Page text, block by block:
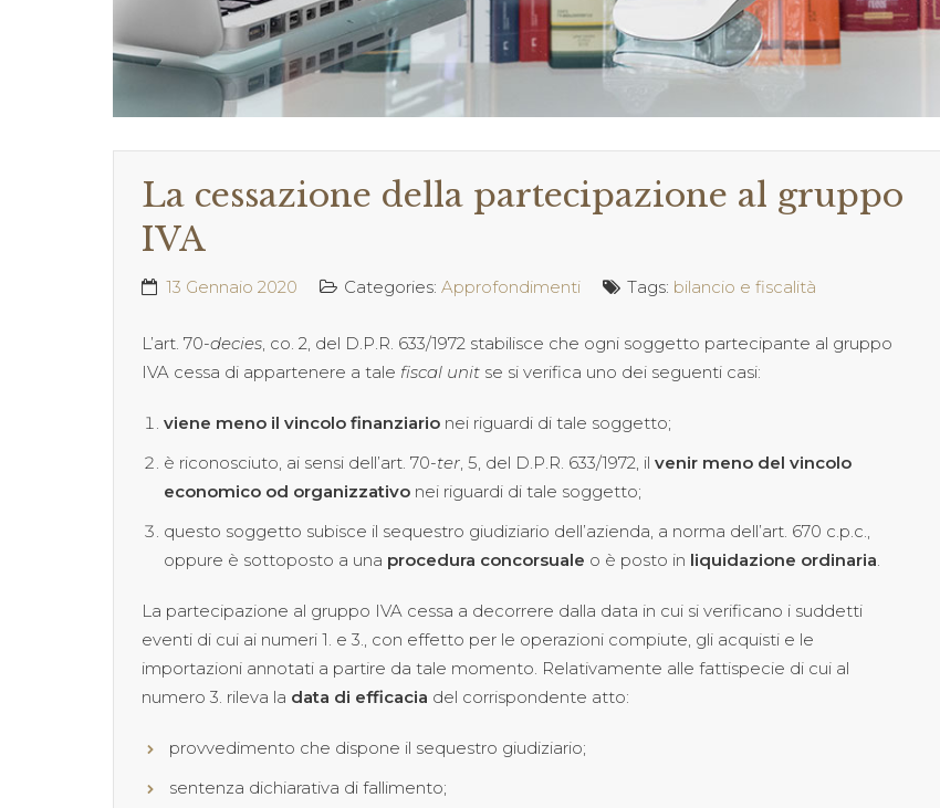
La cessazione della partecipazione al gruppo
IVA
13 Gennaio 2020 Categories: Approfondimenti Tags: bilancio e fiscalità
L’art. 70-decies , co. 2, del D.P.R. 633/1972 stabilisce che ogni soggetto partecipante al gruppo
IVA cessa di appartenere a tale fiscal unit se si verifica uno dei seguenti casi:
viene meno il vincolo finanziario nei riguardi di tale soggetto;
è riconosciuto, ai sensi dell’art. 70-ter , 5, del D.P.R. 633/1972, il venir meno del vincolo
economico od organizzativo nei riguardi di tale soggetto;
questo soggetto subisce il sequestro giudiziario dell’azienda, a norma dell’art. 670 c.p.c.,
oppure è sottoposto a una procedura concorsuale o è posto in liquidazione ordinaria
La partecipazione al gruppo IVA cessa a decorrere dalla data in cui si verificano i suddetti
eventi di cui ai numeri 1. e 3., con effetto per le operazioni compiute, gli acquisti e le
importazioni annotati a partire da tale momento. Relativamente alle fattispecie di cui al
numero 3. rileva la data di efficacia del corrispondente atto:
provvedimento che dispone il sequestro giudiziario;
sentenza dichiarativa di fallimento;